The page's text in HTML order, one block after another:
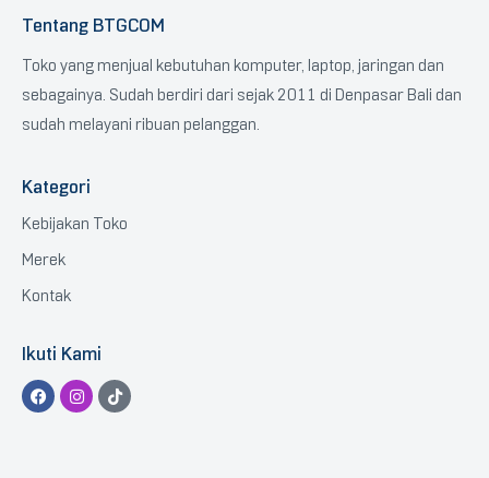
Tentang BTGCOM
Toko yang menjual kebutuhan komputer, laptop, jaringan dan
sebagainya. Sudah berdiri dari sejak 2011 di Denpasar Bali dan
sudah melayani ribuan pelanggan.
Kategori
Kebijakan Toko
Merek
Kontak
Ikuti Kami